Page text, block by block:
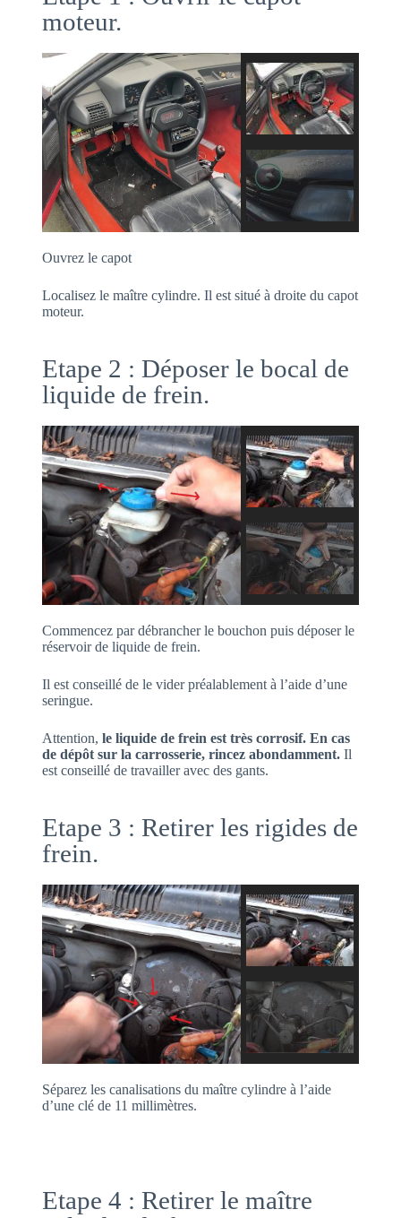
moteur.
Ouvrez le capot
Localisez le maître cylindre. Il est situé à droite du capot
moteur.
Etape 2 : Déposer le bocal de
liquide de frein.
Commencez par débrancher le bouchon puis déposer le
réservoir de liquide de frein.
Il est conseillé de le vider préalablement à l’aide d’une
seringue.
Attention, le liquide de frein est très corrosif. En cas
de dépôt sur la carrosserie, rincez abondamment.Il
est conseillé de travailler avec des gants.
Etape 3 : Retirer les rigides de
frein.
Séparez les canalisations du maître cylindre à l’aide
d’une clé de 11 millimètres.
Etape 4 : Retirer le maître